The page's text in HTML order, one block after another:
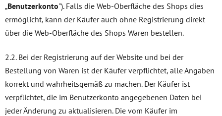
„Benutzerkonto"). Falls die Web-Oberfläche des Shops dies
ermöglicht, kann der Käufer auch ohne Registrierung direkt
über die Web-Oberfläche des Shops Waren bestellen.
2.2. Bei der Registrierung auf der Website und bei der
Bestellung von Waren ist der Käufer verpflichtet, alle Angaben
korrekt und wahrheitsgemäß zu machen. Der Käufer ist
verpflichtet, die im Benutzerkonto angegebenen Daten bei
jeder Änderung zu aktualisieren. Die vom Käufer im